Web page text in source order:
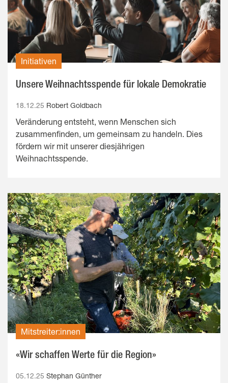
Initiativen
Unsere Weihnachtsspende für lokale Demokratie
18.12.25 Robert Goldbach
Veränderung entsteht, wenn Menschen sich
zusammenfinden, um gemeinsam zu handeln. Dies
fördern wir mit unserer diesjährigen
Weihnachtsspende.
Mitstreiter:innen
«Wir schaffen Werte für die Region»
05.12.25 Stephan Günther